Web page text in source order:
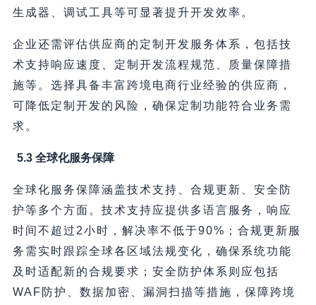
生成器、调试工具等可显著提升开发效率。
企业还需评估供应商的定制开发服务体系，包括技
术支持响应速度、定制开发流程规范、质量保障措
施等。选择具备丰富跨境电商行业经验的供应商，
可降低定制开发的风险，确保定制功能符合业务需
求。
5.3 全球化服务保障
全球化服务保障涵盖技术支持、合规更新、安全防
护等多个方面。技术支持应提供多语言服务，响应
时间不超过2小时，解决率不低于90%；合规更新服
务需实时跟踪全球各区域法规变化，确保系统功能
及时适配新的合规要求；安全防护体系则应包括
WAF防护、数据加密、漏洞扫描等措施，保障跨境